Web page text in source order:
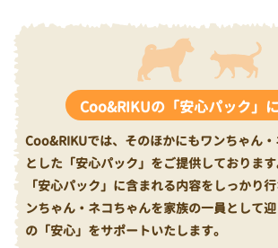
Coo&RIKUの「安心パック」
Coo&RIKUでは、そのほかにもワンちゃん
とした「安心パック」をご提供しております
「安心パック」に含まれる内容をしっかり
ンちゃん・ネコちゃんを家族の一員として
の「安心」をサポートいたします。